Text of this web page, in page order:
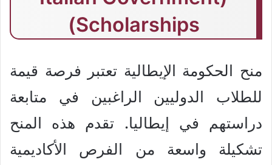
Scholarships)
منح الحكومة الإيطالية تعتبر فرصة قيمة
للطلاب الدوليين الراغبين في متابعة
دراستهم في إيطاليا. تقدم هذه المنح
تشكيلة واسعة من الفرص الأكاديمية